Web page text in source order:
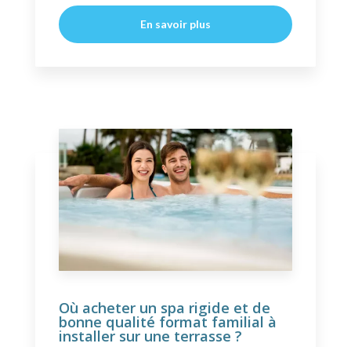
En savoir plus
Où acheter un spa rigide et de
bonne qualité format familial à
installer sur une terrasse ?